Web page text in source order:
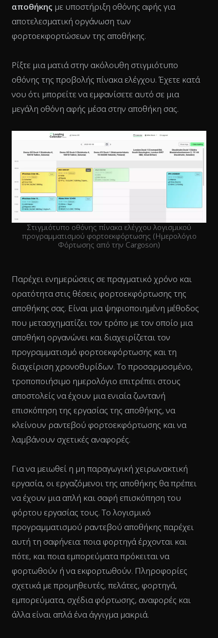
αποθήκης με υποστήριξη οθόνης αφής για
αποτελεσματική οργάνωση των
φορτοεκφορτώσεων της αποθήκης.
Ρίξτε μια ματιά στην ακόλουθη στιγμιότυπο
οθόνης της προβολής πίνακα ελέγχου. Έχετε κατά
νου ότι μπορείτε να εμφανίσετε αυτό σε μια
μεγάλη οθόνη αφής μέσα στην αποθήκη σας.
Στιγμιότυπο οθόνης πίνακα ελέγχου λογισμικού
προγραμματισμού φορτοεκφόρτωσης (Ημερολόγιο
Φόρτωσης από την Cargoson)
Παρέχει ενημερώσεις σε πραγματικό χρόνο και
ορατότητα στις θέσεις φορτοεκφόρτωσης της
αποθήκης σας. Είναι μια ψηφιοποιημένη μέθοδος
που μετασχηματίζει τον τρόπο με τον οποίο μια
αποθήκη οργανώνει και διαχειρίζεται τον
προγραμματισμό φορτοεκφόρτωσης και τη
διαχείριση χρονοθυρίδων. Το προσαρμοσμένο,
τροποποιήσιμο ημερολόγιο επιτρέπει στους
αποστολείς να έχουν μια ενιαία ζωντανή
επισκόπηση της εργασίας της αποθήκης, να
κλείνουν ραντεβού φορτοεκφόρτωσης και να
λαμβάνουν σχετικές αναφορές.
Για να μειωθεί η μη παραγωγική χειρωνακτική
εργασία, οι εργαζόμενοι της αποθήκης θα πρέπει
να έχουν μια απλή και σαφή επισκόπηση του
φόρτου εργασίας τους. Το λογισμικό
προγραμματισμού ραντεβού αποθήκης παρέχει
αυτή τη σαφήνεια: ποια φορτηγά έρχονται και
πότε, και ποια εμπορεύματα πρόκειται να
φορτωθούν ή να εκφορτωθούν. Πληροφορίες
σχετικά με προμηθευτές, πελάτες, φορτηγά,
εμπορεύματα, σχέδια φόρτωσης, αναφορές και
άλλα είναι απλά ένα άγγιγμα μακριά.